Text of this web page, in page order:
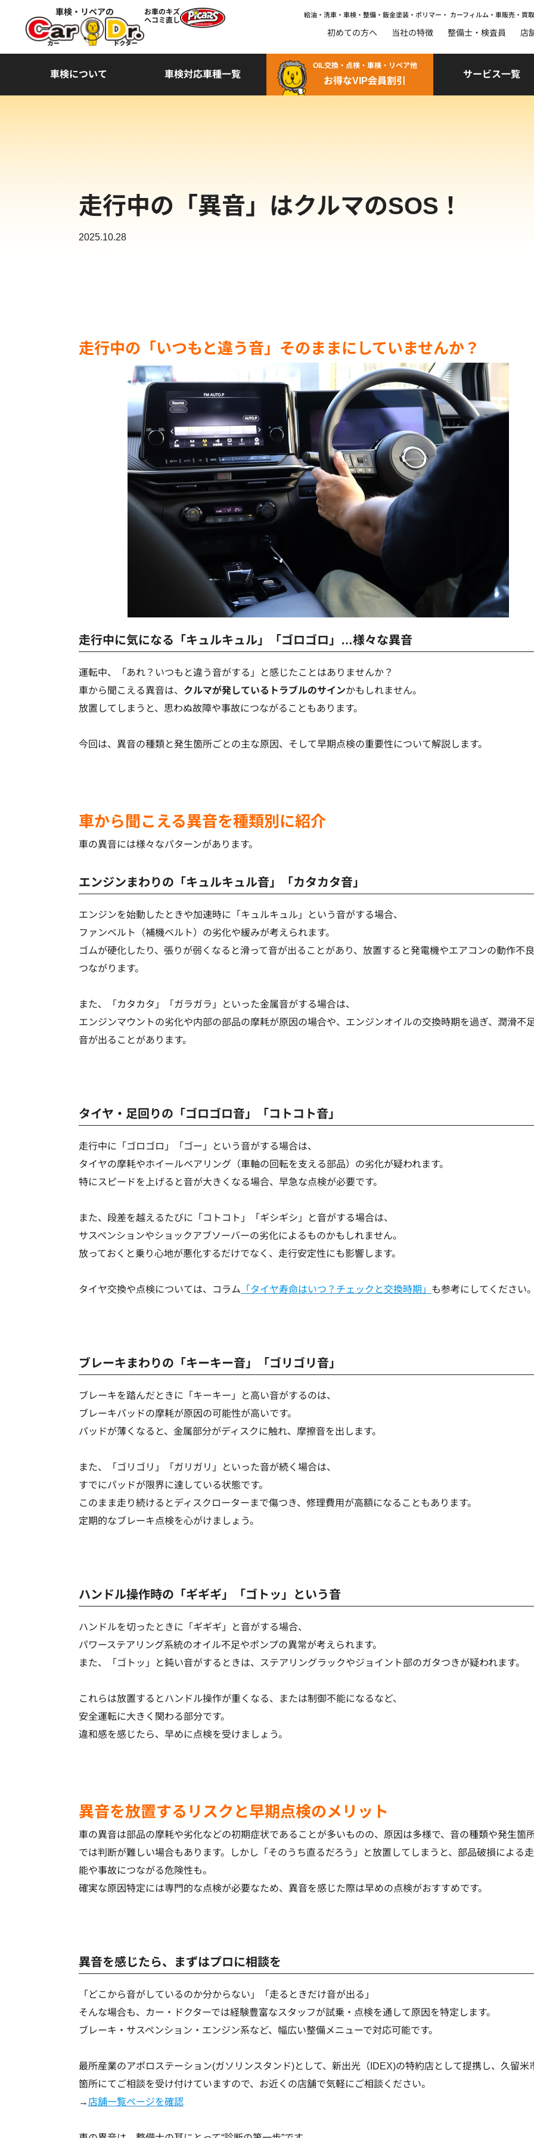
車検・リペアの
お車のキズ
ヘコミ直し
給油・洗車・車検・整備・鈑金塗装・ポリマー・ カーフィルム・車販売・買
初めての方へ 当社の特徴 整備士・検査員 店
車検について 車検対応車種一覧
OIL交換・点検・車検・リペア他
お得なVIP会員割引
サービス一覧
走行中の「異音」はクルマのSOS！
2025.10.28
走行中の「いつもと違う音」そのままにしていませんか？
走行中に気になる「キュルキュル」「ゴロゴロ」…様々な異音
運転中、「あれ？いつもと違う音がする」と感じたことはありませんか？
車から聞こえる異音は、 クルマが発しているトラブルのサインかもしれません。
放置してしまうと、思わぬ故障や事故につながることもあります。
今回は、異音の種類と発生箇所ごとの主な原因、そして早期点検の重要性について解説します。
車から聞こえる異音を種類別に紹介
車の異音には様々なパターンがあります。
エンジンまわりの「キュルキュル音」「カタカタ音」
エンジンを始動したときや加速時に「キュルキュル」という音がする場合、
ファンベルト（補機ベルト）の劣化や緩みが考えられます。
ゴムが硬化したり、張りが弱くなると滑って音が出ることがあり、放置すると発電機やエアコンの動作不
つながります。
また、「カタカタ」「ガラガラ」といった金属音がする場合は、
エンジンマウントの劣化や内部の部品の摩耗が原因の場合や、エンジンオイルの交換時期を過ぎ、潤滑不
音が出ることがあります。
タイヤ・足回りの「ゴロゴロ音」「コトコト音」
走行中に「ゴロゴロ」「ゴー」という音がする場合は、
タイヤの摩耗やホイールベアリング（車軸の回転を支える部品）の劣化が疑われます。
特にスピードを上げると音が大きくなる場合、早急な点検が必要です。
また、段差を越えるたびに「コトコト」「ギシギシ」と音がする場合は、
サスペンションやショックアブソーバーの劣化によるものかもしれません。
放っておくと乗り心地が悪化するだけでなく、走行安定性にも影響します。
タイヤ交換や点検については、コラム 「タイヤ寿命はいつ？チェックと交換時期」 も参考にしてください
ブレーキまわりの「キーキー音」「ゴリゴリ音」
ブレーキを踏んだときに「キーキー」と高い音がするのは、
ブレーキパッドの摩耗が原因の可能性が高いです。
パッドが薄くなると、金属部分がディスクに触れ、摩擦音を出します。
また、「ゴリゴリ」「ガリガリ」といった音が続く場合は、
すでにパッドが限界に達している状態です。
このまま走り続けるとディスクローターまで傷つき、修理費用が高額になることもあります。
定期的なブレーキ点検を心がけましょう。
ハンドル操作時の「ギギギ」「ゴトッ」という音
ハンドルを切ったときに「ギギギ」と音がする場合、
パワーステアリング系統のオイル不足やポンプの異常が考えられます。
また、「ゴトッ」と鈍い音がするときは、ステアリングラックやジョイント部のガタつきが疑われます。
これらは放置するとハンドル操作が重くなる、または制御不能になるなど、
安全運転に大きく関わる部分です。
違和感を感じたら、早めに点検を受けましょう。
異音を放置するリスクと早期点検のメリット
車の異音は部品の摩耗や劣化などの初期症状であることが多いものの、原因は多様で、音の種類や発生箇
では判断が難しい場合もあります。しかし「そのうち直るだろう」と放置してしまうと、部品破損による
能や事故につながる危険性も。
確実な原因特定には専門的な点検が必要なため、異音を感じた際は早めの点検がおすすめです。
異音を感じたら、まずはプロに相談を
「どこから音がしているのか分からない」「走るときだけ音が出る」
そんな場合も、カー・ドクターでは経験豊富なスタッフが試乗・点検を通して原因を特定します。
ブレーキ・サスペンション・エンジン系など、幅広い整備メニューで対応可能です。
最所産業のアポロステーション(ガソリンスタンド)として、新出光（IDEX)の特約店として提携し、久留米
箇所にてご相談を受け付けていますので、お近くの店舗で気軽にご相談ください。
→ 店舗一覧ページを確認